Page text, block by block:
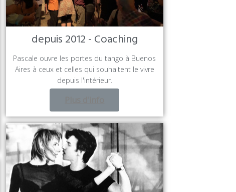
depuis 2012 - Coaching
Pascale ouvre les portes du tango à Buenos
Aires à ceux et celles qui souhaitent le vivre
depuis l'intérieur.